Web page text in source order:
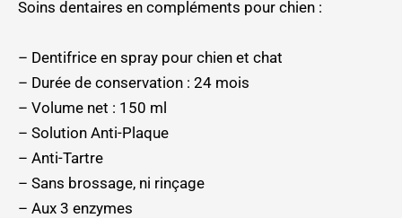
Soins dentaires en compléments pour chien :
– Dentifrice en spray pour chien et chat
– Durée de conservation : 24 mois
– Volume net : 150 ml
– Solution Anti-Plaque
– Anti-Tartre
– Sans brossage, ni rinçage
– Aux 3 enzymes